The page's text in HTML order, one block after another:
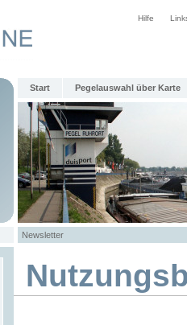
Hilfe
Start Pegelauswahl über Karte
Newsletter